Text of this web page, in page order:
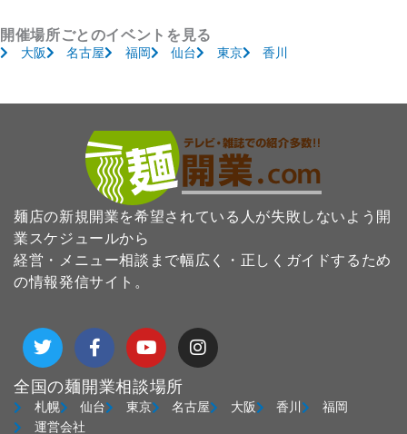
開催場所ごとのイベントを見る
大阪 名古屋 福岡 仙台 東京 香川
麺店の新規開業を希望されている人が失敗しないよう開
業スケジュールから
経営・メニュー相談まで幅広く・正しくガイドするため
の情報発信サイト。
T
w
i
t
t
e
F
a
c
e
b
o
Y
o
u
t
u
b
I
n
s
a
g
全国の麺開業相談場所
札幌 仙台 東京 名古屋 大阪 香川
福岡
運営会社